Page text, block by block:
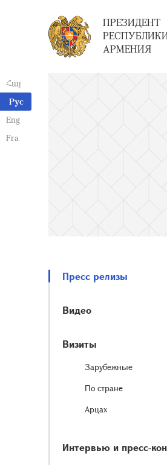
Հայ
Рус
Eng
Fra
ПРЕЗИДЕНТ
АРМЕНИЯ
Пресс релизы
Видео
Визиты
Зарубежные
По стране
Арцах
Интервью и пресс-